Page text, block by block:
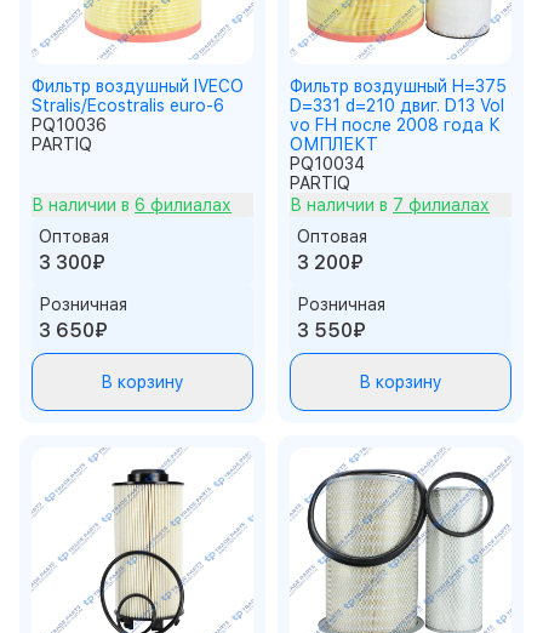
Фильтр воздушный IVECO
Stralis/Ecostralis euro-6
PQ10036
PARTIQ
В наличии в 6 филиалах
Оптовая
3 300₽
Розничная
3 650₽
В корзину
Фильтр воздушный H=375
D=331 d=210 двиг. D13 Vol
vo FH после 2008 года К
ОМПЛЕКТ
PQ10034
PARTIQ
В наличии в 7 филиалах
Оптовая
3 200₽
Розничная
3 550₽
В корзину